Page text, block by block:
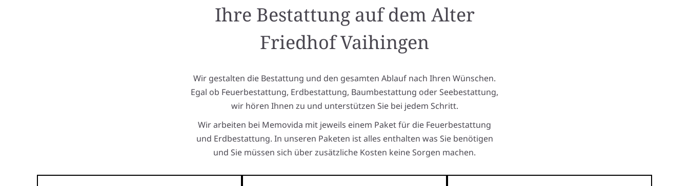
Ihre Bestattung auf dem Alter
Friedhof Vaihingen
Wir gestalten die Bestattung und den gesamten Ablauf nach Ihren Wünschen.
Egal ob Feuerbestattung, Erdbestattung, Baumbestattung oder Seebestattung,
wir hören Ihnen zu und unterstützen Sie bei jedem Schritt.
Wir arbeiten bei Memovida mit jeweils einem Paket für die Feuerbestattung
und Erdbestattung. In unseren Paketen ist alles enthalten was Sie benötigen
und Sie müssen sich über zusätzliche Kosten keine Sorgen machen.